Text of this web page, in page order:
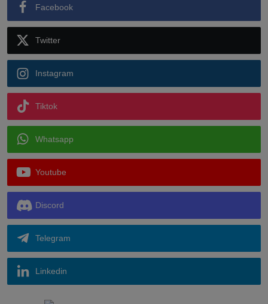
Facebook
Twitter
Instagram
Tiktok
Whatsapp
Youtube
Discord
Telegram
Linkedin